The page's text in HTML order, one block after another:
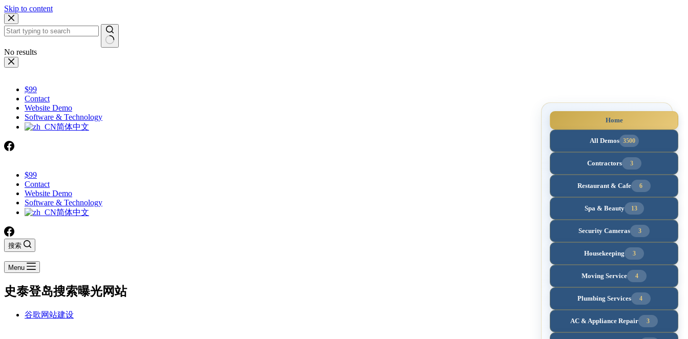
Home
All Demos 3500
Contractors 3
Restaurant & Cafe 6
Spa & Beauty 13
Security Cameras 3
Housekeeping 3
Moving Service 4
Plumbing Services 4
AC & Appliance Repair 3
Skip to content
No results
$99
Contact
Website Demo
Software & Technology
简体中文
$99
Contact
Website Demo
Software & Technology
简体中文
搜索
Menu
史泰登岛搜索曝光网站
谷歌网站建设